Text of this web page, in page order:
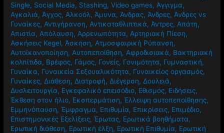
Single, Social Media, Stashing,Video games, Άγγιγμα,
Αγκαλιά, Άγχος, Αλκοόλ, Άμυνα, Άνδρας, Άνδρες, Άνδρες vs
Γυναίκες, Αντιγήρανση, Αντικαταθλιπτικά, Άντρες, Απάτη,
Απιστία, Απόλαυση, Αρρενωπότητα, Αρτηριακή Πίεση,
Ασκήσεις Kegel, Άσκηση, Ατμοσφαιρική Ρύπανση,
Αυτοϊκανοποίηση, Αυτοπεποίθηση, Αφροδισιακά, Βακτηριακή
κολπίτιδα, Βρέφος, Γάμος, Γονείς, Γονιμότητα, Γυμναστική,
Γυναίκα, Γυναικεία Σεξουαλικότητα, Γυναικείος οργασμός,
Γυναίκες, Διάθεση, Διατροφή, Διέγερση, Δουλειά,
Δυσλειτουργία, Εγκεφαλικό επεισόδιο, Εθισμός, Ειδήσεις,
Έκθεση στον ήλιο, Εκσπερμάτιση,Έλλειψη αυτοπεποίθησης,
Εμμηνόπαυση,Έμφραγμα, Επιθυμία, Επικρίσεις, Επιμέδιο,
Επιστημονικές Εξελίξεις,Έρωτας, Ερωτικά βοηθήματα,
Ερωτική διάθεση, Ερωτική έλξη, Ερωτική Επιθυμία, Ερωτική